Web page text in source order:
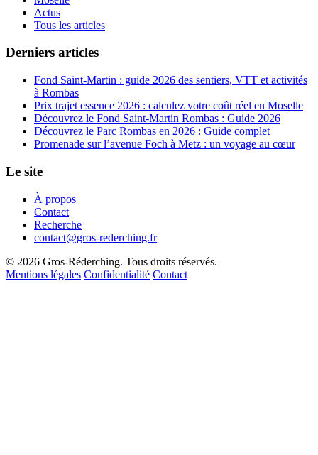
Actus
Tous les articles
Derniers articles
Fond Saint-Martin : guide 2026 des sentiers, VTT et activités
à Rombas
Prix trajet essence 2026 : calculez votre coût réel en Moselle
Découvrez le Fond Saint-Martin Rombas : Guide 2026
Découvrez le Parc Rombas en 2026 : Guide complet
Promenade sur l’avenue Foch à Metz : un voyage au cœur
Le site
À propos
Contact
Recherche
contact@gros-rederching.fr
© 2026 Gros-Réderching. Tous droits réservés.
Mentions légales Confidentialité Contact